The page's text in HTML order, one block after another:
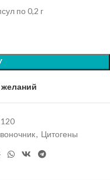
по 0,2 г
, Цитогены